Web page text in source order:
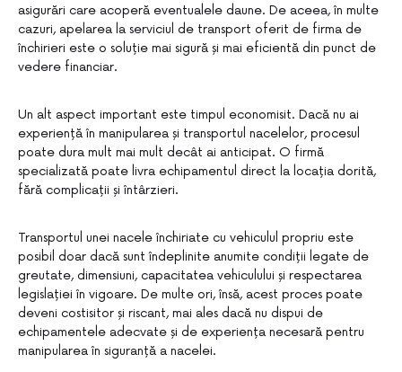
asigurări care acoperă eventualele daune. De aceea, în multe
cazuri, apelarea la serviciul de transport oferit de firma de
închirieri este o soluție mai sigură și mai eficientă din punct de
vedere financiar.
Un alt aspect important este timpul economisit. Dacă nu ai
experiență în manipularea și transportul nacelelor, procesul
poate dura mult mai mult decât ai anticipat. O firmă
specializată poate livra echipamentul direct la locația dorită,
fără complicații și întârzieri.
Transportul unei nacele închiriate cu vehiculul propriu este
posibil doar dacă sunt îndeplinite anumite condiții legate de
greutate, dimensiuni, capacitatea vehiculului și respectarea
legislației în vigoare. De multe ori, însă, acest proces poate
deveni costisitor și riscant, mai ales dacă nu dispui de
echipamentele adecvate și de experiența necesară pentru
manipularea în siguranță a nacelei.